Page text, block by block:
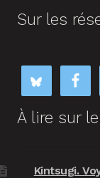
Sur les
À lire sur
Kintsugi.